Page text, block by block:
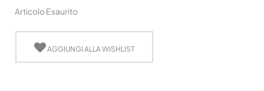
Articolo Esaurito
AGGIUNGI ALLA WISHLIST